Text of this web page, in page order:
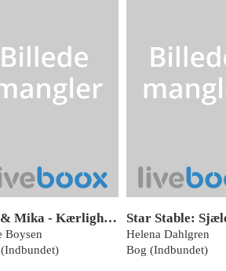
Jas & Mika - Kærlighed ved første klik
Boysen
Helena Dahlgren
Bog (Indbundet)